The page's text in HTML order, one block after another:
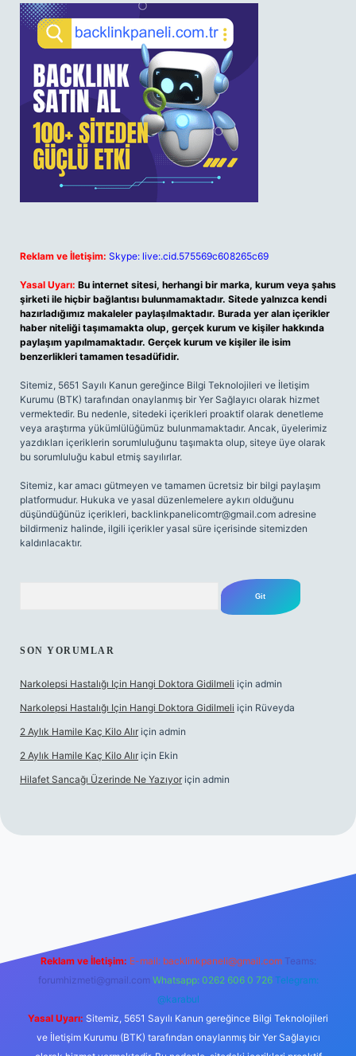
Reklam ve İletişim: Skype: live:.cid.575569c608265c69
Yasal Uyarı: Bu internet sitesi, herhangi bir marka, kurum veya şahıs
şirketi ile hiçbir bağlantısı bulunmamaktadır. Sitede yalnızca kendi
hazırladığımız makaleler paylaşılmaktadır. Burada yer alan içerikler
haber niteliği taşımamakta olup, gerçek kurum ve kişiler hakkında
paylaşım yapılmamaktadır. Gerçek kurum ve kişiler ile isim
benzerlikleri tamamen tesadüfidir.
Sitemiz, 5651 Sayılı Kanun gereğince Bilgi Teknolojileri ve İletişim
Kurumu (BTK) tarafından onaylanmış bir Yer Sağlayıcı olarak hizmet
vermektedir. Bu nedenle, sitedeki içerikleri proaktif olarak denetleme
veya araştırma yükümlülüğümüz bulunmamaktadır. Ancak, üyelerimiz
yazdıkları içeriklerin sorumluluğunu taşımakta olup, siteye üye olarak
bu sorumluluğu kabul etmiş sayılırlar.
Sitemiz, kar amacı gütmeyen ve tamamen ücretsiz bir bilgi paylaşım
platformudur. Hukuka ve yasal düzenlemelere aykırı olduğunu
düşündüğünüz içerikleri, backlinkpanelicomtr@gmail.com adresine
bildirmeniz halinde, ilgili içerikler yasal süre içerisinde sitemizden
kaldırılacaktır.
SON YORUMLAR
Narkolepsi Hastalığı Için Hangi Doktora Gidilmeli için admin
Narkolepsi Hastalığı Için Hangi Doktora Gidilmeli için Rüveyda
2 Aylık Hamile Kaç Kilo Alır için admin
2 Aylık Hamile Kaç Kilo Alır için Ekin
Hilafet Sancağı Üzerinde Ne Yazıyor için admin
Reklam ve İletişim: E-mail: backlinkpaneli@gmail.com Teams:
forumhizmeti@gmail.com Whatsapp: 0262 606 0 726 Telegram:
@karabul
Yasal Uyarı: Sitemiz, 5651 Sayılı Kanun gereğince Bilgi Teknolojileri
ve İletişim Kurumu (BTK) tarafından onaylanmış bir Yer Sağlayıcı